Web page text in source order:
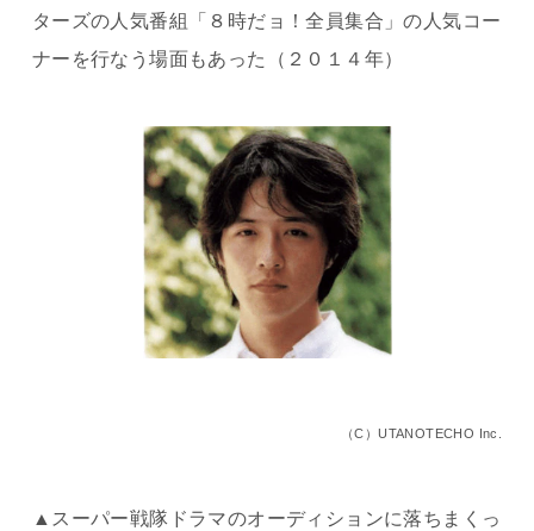
ターズの人気番組「８時だョ！全員集合」の人気コー
ナーを行なう場面もあった（２０１４年）
（C）UTANOTECHO Inc.
▲スーパー戦隊ドラマのオーディションに落ちまくっ